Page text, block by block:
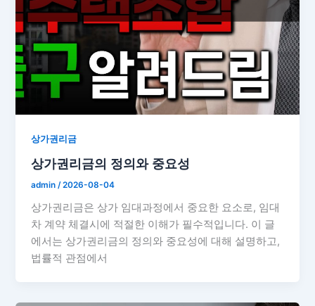
상가권리금
상가권리금의 정의와 중요성
admin /2026-08-04
상가권리금은 상가 임대과정에서 중요한 요소로, 임대
차 계약 체결시에 적절한 이해가 필수적입니다. 이 글
에서는 상가권리금의 정의와 중요성에 대해 설명하고,
법률적 관점에서